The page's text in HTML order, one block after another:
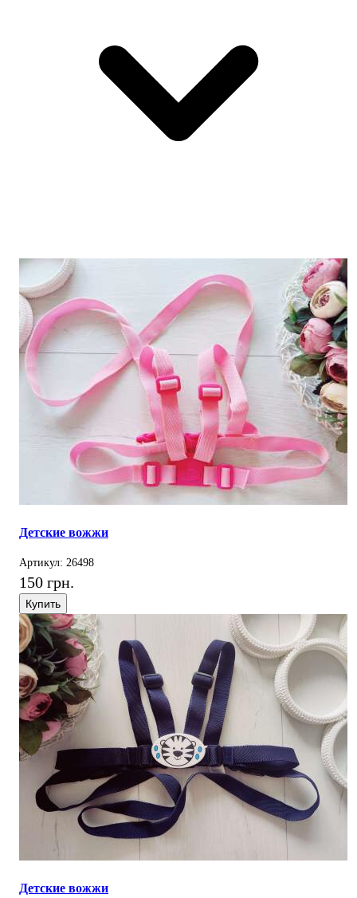
Детские вожжи
Артикул: 26498
150 грн.
Купить
Детские вожжи